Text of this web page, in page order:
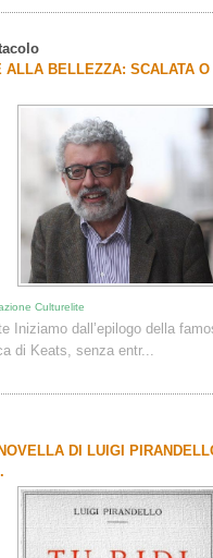
ALLA BELLEZZA: SCALATA
Culturelite
Iniziamo dall’epilogo della
di Keats, senza entr...
DI LUIGI